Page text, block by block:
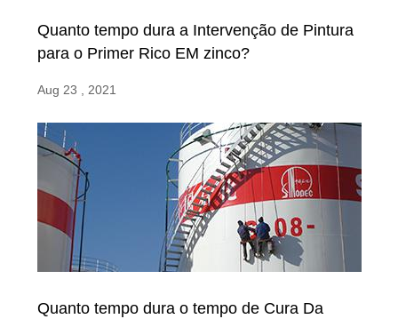
Quanto tempo dura a Intervenção de Pintura
para o Primer Rico EM zinco?
Aug 23 , 2021
Quanto tempo dura o tempo de Cura Da